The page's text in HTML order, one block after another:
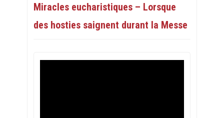
Miracles eucharistiques – Lorsque
des hosties saignent durant la Messe